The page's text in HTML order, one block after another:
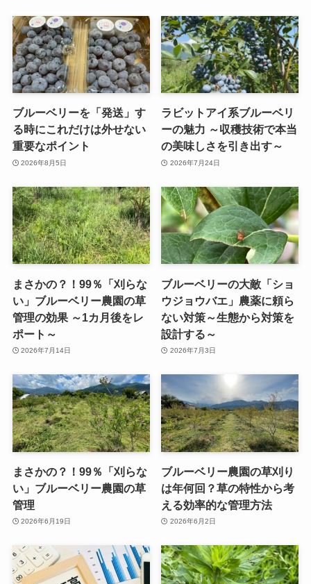
ブルーベリーを「発送」す
る時にこれだけは外せない
重要なポイント
2026年8月5日
ラビットアイ系ブルーベリ
ーの魅力 ～収穫技術で本当
の美味しさを引き出す～
2026年7月24日
まさかの？！99％「刈らな
い」ブルーベリー農園の草
管理の効果 ～1カ月後をレ
ポート～
2026年7月14日
ブルーベリーの大敵「ショ
ウジョウバエ」農薬に頼ら
ない対策～生態から対策を
設計する～
2026年7月3日
まさかの？！99％「刈らな
い」ブルーベリー農園の草
管理
2026年6月19日
ブルーベリー農園の草刈り
は年何回？草の特性から考
える効率的な管理方法
2026年6月2日